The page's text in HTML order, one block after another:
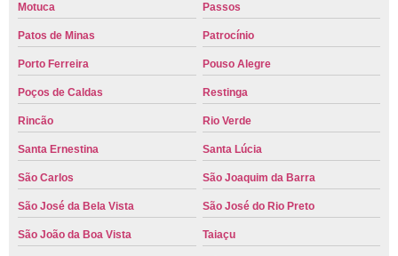
Motuca Passos
Patos de Minas Patrocínio
Porto Ferreira Pouso Alegre
Poços de Caldas Restinga
Rincão Rio Verde
Santa Ernestina Santa Lúcia
São Carlos São Joaquim da Barra
São José da Bela Vista São José do Rio Preto
São João da Boa Vista Taiaçu